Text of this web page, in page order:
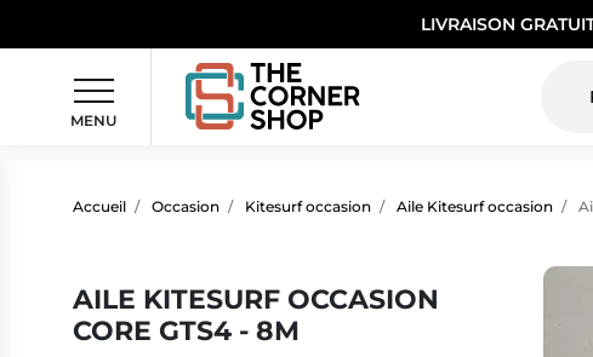
LIVRAISON
MENU
Accueil Occasion Kitesurf occasion Aile Kitesurf occasion
AILE KITESURF OCCASION
CORE GTS4 - 8M